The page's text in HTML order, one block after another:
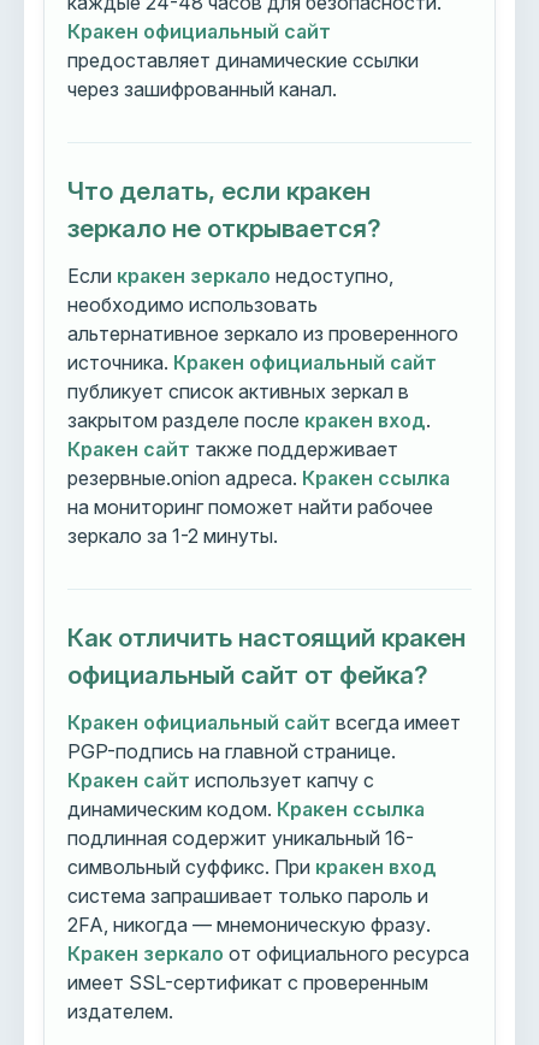
Кракен официальный сайт
предоставляет динамические ссылки
через зашифрованный канал.
Что делать, если кракен
зеркало не открывается?
Если кракен зеркало недоступно,
необходимо использовать
альтернативное зеркало из проверенного
источника. Кракен официальный сайт
публикует список активных зеркал в
закрытом разделе после кракен вход.
Кракен сайт также поддерживает
резервные.onion адреса. Кракен ссылка
на мониторинг поможет найти рабочее
зеркало за 1-2 минуты.
Как отличить настоящий кракен
официальный сайт от фейка?
Кракен официальный сайт всегда имеет
PGP-подпись на главной странице.
Кракен сайт использует капчу с
динамическим кодом. Кракен ссылка
подлинная содержит уникальный 16-
символьный суффикс. При кракен вход
система запрашивает только пароль и
2FA, никогда — мнемоническую фразу.
Кракен зеркало от официального ресурса
имеет SSL-сертификат с проверенным
издателем.